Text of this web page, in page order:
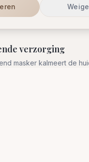
Mesoestetic c.prof
gebracht.
verzorging
masker kalmeert de